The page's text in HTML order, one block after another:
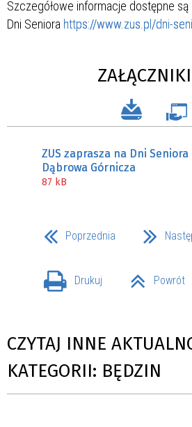
Szczegółowe informacje dostępne
Dni Seniora https://www.zus.pl/dni-
ZUS zaprasza na Dni
Dąbrowa Górnicza
87 kB
Poprzednia
Drukuj Powrót
CZYTAJ INNE
KATEGORII: BĘDZIN